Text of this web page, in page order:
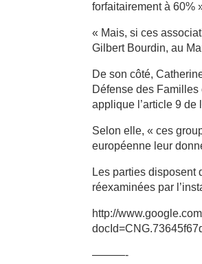
forfaitairement à 60%
« Mais, si ces
Gilbert Bourdin, au
De son côté,
Défense des Familles
applique l’article 9
Selon elle, « ces
européenne leur
Les parties disposent
réexaminées par
http://
———-